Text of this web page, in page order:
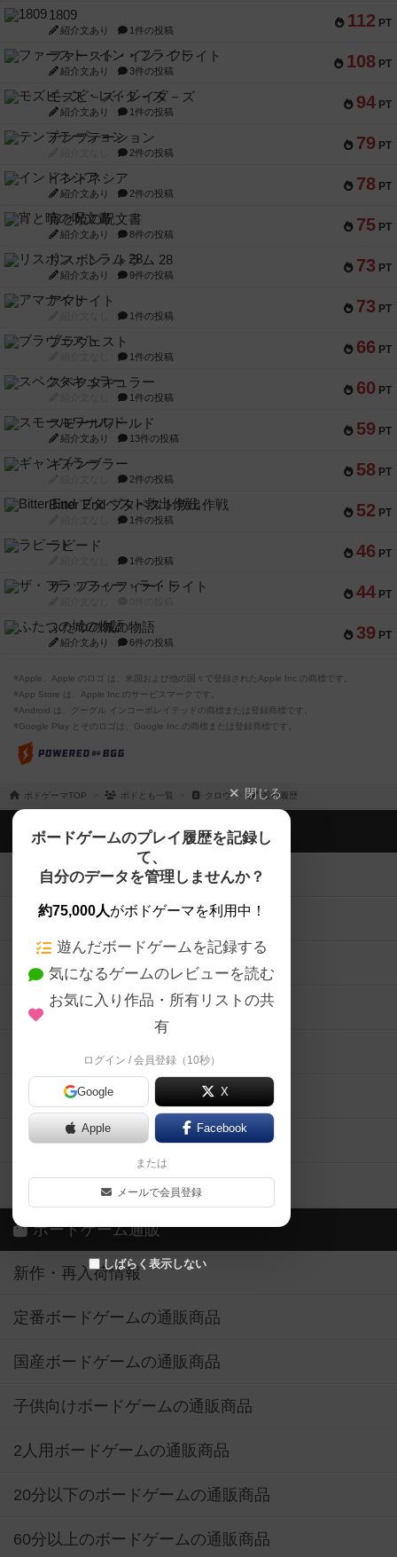
112 PT
1809
紹介文あり 1件の投稿
108 PT
ファースト・イン・フライト
紹介文あり 3件の投稿
94 PT
モズビ－ズ・レイダ－ズ
紹介文あり 1件の投稿
79 PT
テンプテーション
2件の投稿
78 PT
インドネシア
紹介文あり 2件の投稿
75 PT
宵と暁の呪文書
紹介文あり 8件の投稿
73 PT
リスボン・トラム 28
紹介文あり 9件の投稿
73 PT
アマナイト
1件の投稿
66 PT
ブラヴェスト
1件の投稿
60 PT
スペクタキュラー
1件の投稿
59 PT
スモールワールド
紹介文あり 13件の投稿
58 PT
ギャンブラー
2件の投稿
52 PT
Bitter End ブタペスト救出作戦
1件の投稿
46 PT
ラピード
1件の投稿
44 PT
ザ・フラッフィー・ライト
39 PT
ふたつの城の物語
紹介文あり 6件の投稿
※Apple、Apple のロゴ は、米国および他の国々で登録されたApple Inc.の商標です。
※App Store は、Apple Inc.のサービスマークです。
※Android は、グーグル インコーポレイテッドの商標または登録商標です。
※Google Play とそのロゴは、Google Inc.の商標または登録商標です。
ボドゲーマTOP ボドとも一覧 クロウ 投稿履歴
閉じる
ボードゲームのプレイ履歴を記録し
て、
自分のデータを管理しませんか？
約75,000人がボドゲーマを利用中！
遊んだボードゲームを記録する
気になるゲームのレビューを読む
お気に入り作品・所有リストの共
有
ログイン / 会員登録（10秒）
Google X
Apple Facebook
または
メールで会員登録
しばらく表示しない
ボドゲーマTOP
ボードゲームを検索する
ボードゲームの新着レビュー
ボードゲーム会情報
メカニクス特集
掲示板・トピックス
ボドとも・会員一覧
ボードゲーム業界コラム
ボドゲーマご利用案内
ボードゲーム通販
新作・再入荷情報
定番ボードゲームの通販商品
国産ボードゲームの通販商品
子供向けボードゲームの通販商品
2人用ボードゲームの通販商品
20分以下のボードゲームの通販商品
60分以上のボードゲームの通販商品